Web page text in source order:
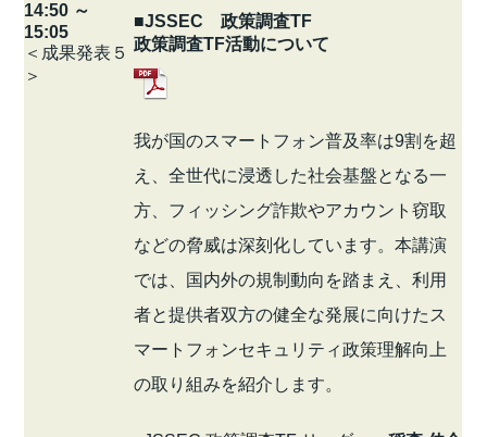
14:50 ～
15:05
＜成果発表５
＞
■JSSEC 政策調査TF
政策調査TF活動について
我が国のスマートフォン普及率は9割を超
え、全世代に浸透した社会基盤となる一
方、フィッシング詐欺やアカウント窃取
などの脅威は深刻化しています。本講演
では、国内外の規制動向を踏まえ、利用
者と提供者双方の健全な発展に向けたス
マートフォンセキュリティ政策理解向上
の取り組みを紹介します。